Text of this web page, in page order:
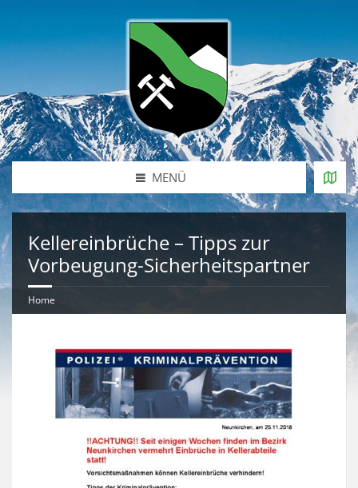
MENÜ
Kellereinbrüche – Tipps zur
Vorbeugung-Sicherheitspartner
Home